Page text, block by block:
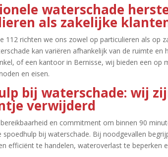
waterschade
als zakelijke
112 richten we ons zowel op particulieren als op
kan variëren afhankelijk van de ruimte en
of een kantoor in Bernisse, wij bieden een op
en eisen.​
bij waterschade: wij
verwijderd
en commitment om binnen 90
spoedhulp bij waterschade.​ Bij noodgevallen
efficiënt te handelen, wateroverlast te beperken